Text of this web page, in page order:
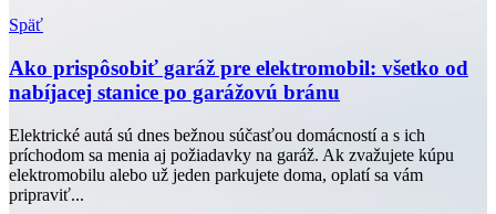
Späť
Ako prispôsobiť garáž pre elektromobil: všetko od
nabíjacej stanice po garážovú bránu
Elektrické autá sú dnes bežnou súčasťou domácností a s ich
príchodom sa menia aj požiadavky na garáž. Ak zvažujete kúpu
elektromobilu alebo už jeden parkujete doma, oplatí sa vám
pripraviť...